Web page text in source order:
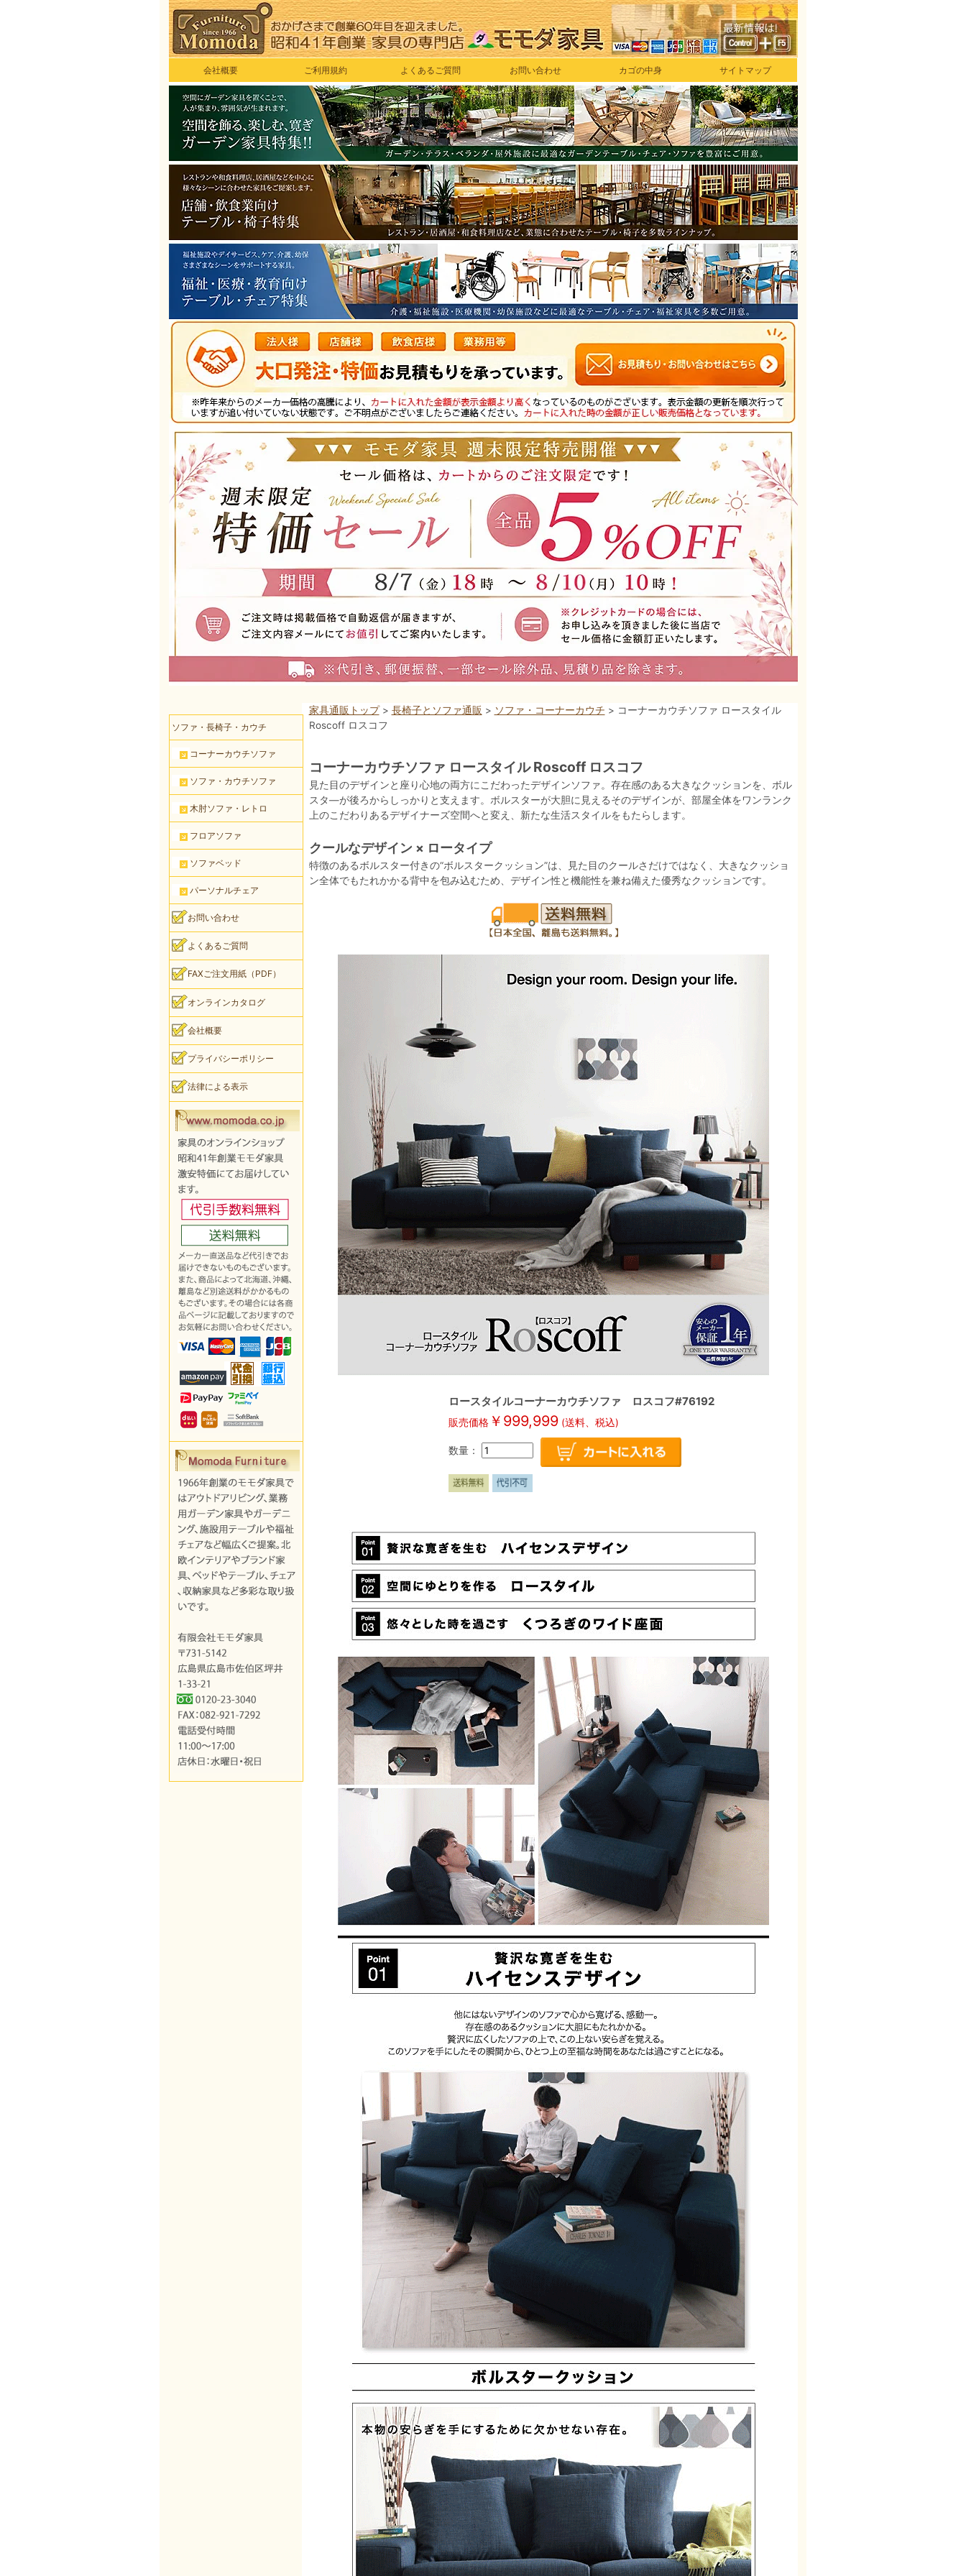
会社概要 ご利用規約 よくあるご質問 お問い合わせ カゴの中身 サイトマップ
家具通販トップ> 長椅子とソファ通販 > ソファ・コーナーカウチ > コーナーカウチソファ ロースタイル
Roscoff ロスコフ
コーナーカウチソファ ロースタイル Roscoff ロスコフ
見た目のデザインと座り心地の両方にこだわったデザインソファ。存在感のある大きなクッションを、ボル
スタ―が後ろからしっかりと支えます。ボルスターが大胆に見えるそのデザインが、部屋全体をワンランク
上のこだわりあるデザイナーズ空間へと変え、新たな生活スタイルをもたらします。
クールなデザイン × ロータイプ
特徴のあるボルスター付きの“ボルスタークッション”は、見た目のクールさだけではなく、大きなクッショ
ン全体でもたれかかる背中を包み込むため、デザイン性と機能性を兼ね備えた優秀なクッションです。
ロースタイルコーナーカウチソファ ロスコフ#76192
販売価格￥ 999,999(送料、税込)
数量：
ソファ・長椅子・カウチ
コーナーカウチソファ
ソファ・カウチソファ
木肘ソファ・レトロ
フロアソファ
ソファベッド
パーソナルチェア
お問い合わせ
よくあるご質問
FAXご注文用紙（PDF）
オンラインカタログ
会社概要
プライバシーポリシー
法律による表示